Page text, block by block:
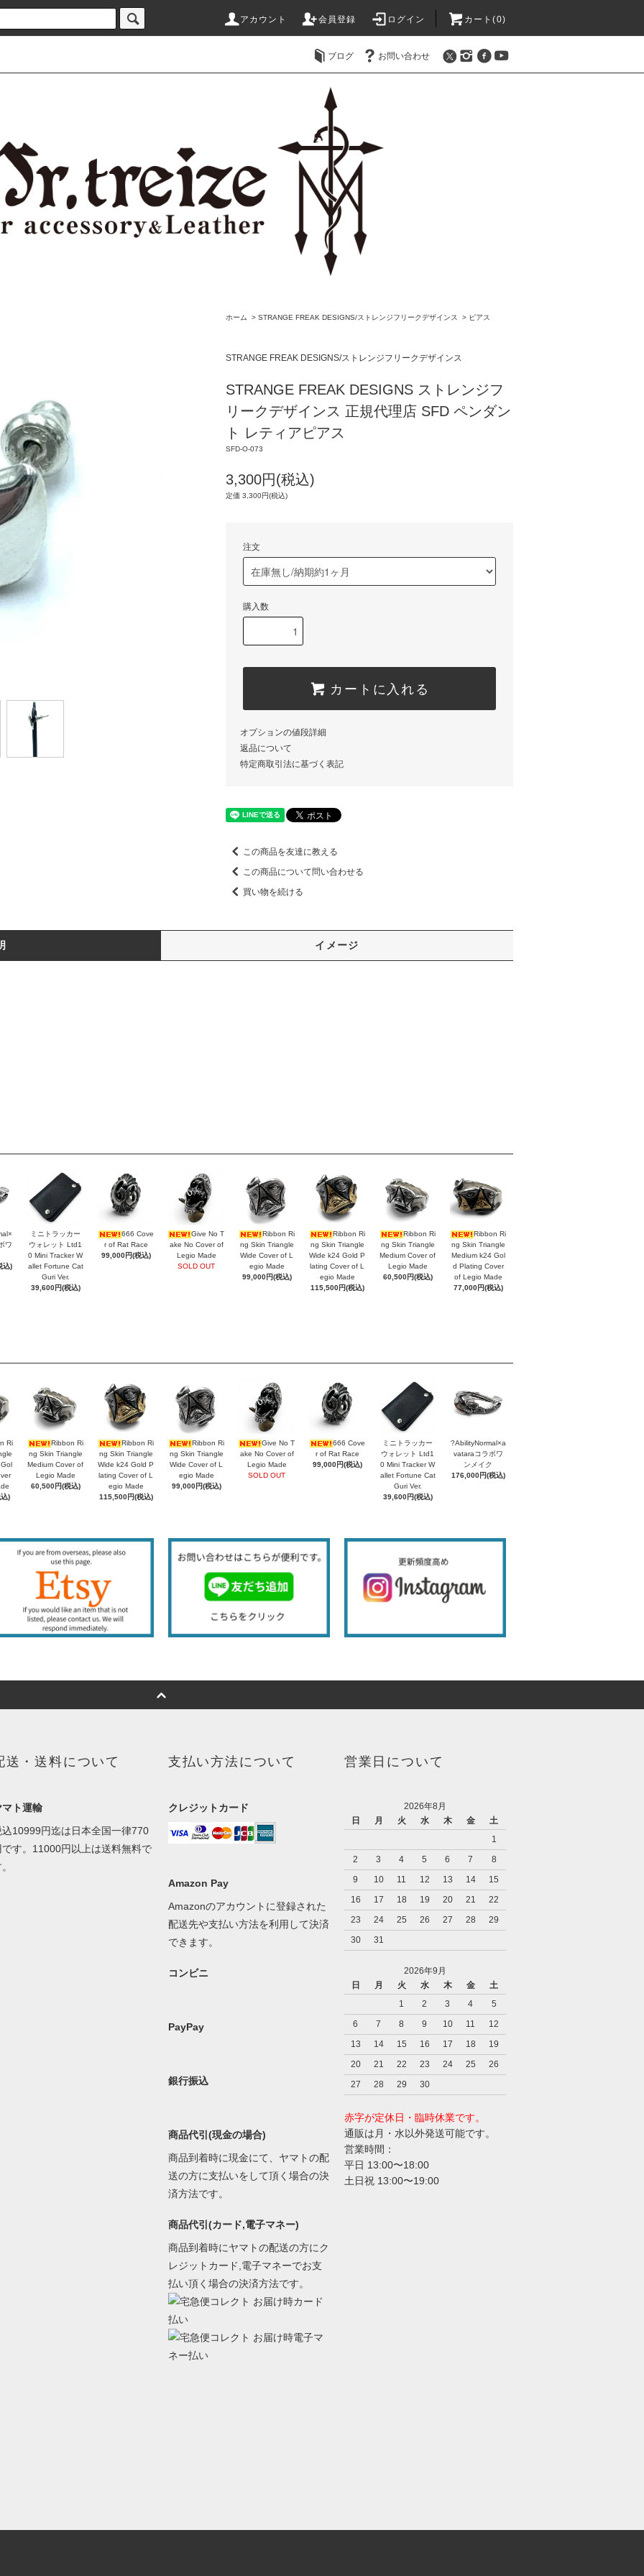
アカウント 会員登録 ログイン カート(0)
ブログ お問い合わせ
ホーム > STRANGE FREAK DESIGNS/ストレンジフリークデザインス > ピアス
STRANGE FREAK DESIGNS/ストレンジフリークデザインス
STRANGE FREAK DESIGNS ストレンジフ
リークデザインス 正規代理店 SFD ペンダン
ト レティアピアス
SFD-O-073
3,300円(税込)
定価 3,300円(税込)
注文
購入数
カートに入れる
オプションの値段詳細
返品について
特定商取引法に基づく表記
この商品を友達に教える
この商品について問い合わせる
買い物を続ける
イメージ
ワ
込)
ミニトラッカー
ウォレット Ltd1
0 Mini Tracker W
allet Fortune Cat
Guri Ver.
39,600円(税込)
666 Cove
r of Rat Race
99,000円(税込)
Give No T
ake No Cover of
Legio Made
SOLD OUT
Ribbon Ri
ng Skin Triangle
Wide Cover of L
egio Made
99,000円(税込)
Ribbon Ri
ng Skin Triangle
Wide k24 Gold P
lating Cover of L
egio Made
115,500円(税込)
Ribbon Ri
ng Skin Triangle
Medium Cover of
Legio Made
60,500円(税込)
Ribbon Ri
ng Skin Triangle
Medium k24 Gol
d Plating Cover
of Legio Made
77,000円(税込)
Ri
)
Ribbon Ri
ng Skin Triangle
Medium Cover of
Legio Made
60,500円(税込)
Ribbon Ri
ng Skin Triangle
Wide k24 Gold P
lating Cover of L
egio Made
115,500円(税込)
Ribbon Ri
ng Skin Triangle
Wide Cover of L
egio Made
99,000円(税込)
Give No T
ake No Cover of
Legio Made
SOLD OUT
666 Cove
r of Rat Race
99,000円(税込)
ミニトラッカー
ウォレット Ltd1
0 Mini Tracker W
allet Fortune Cat
Guri Ver.
39,600円(税込)
?AbilityNormal×a
vataraコラボワ
ンメイク
176,000円(税込)
送・送料について
マト運輸
込10999円迄は日本全国一律770
です。11000円以上は送料無料で
支払い方法について
クレジットカード
Amazon Pay
Amazonのアカウントに登録された
配送先や支払い方法を利用して決済
できます。
コンビニ
PayPay
銀行振込
商品代引(現金の場合)
商品到着時に現金にて、ヤマトの配
送の方に支払いをして頂く場合の決
済方法です。
商品代引(カード,電子マネー)
商品到着時にヤマトの配送の方にク
レジットカード,電子マネーでお支
払い頂く場合の決済方法です。
営業日について
2026年8月
日
月 火 水 木 金
土
1
2
3 4 5 6 7
8
9
10 11 12 13 14
15
16
17 18 19 20 21
22
23
24 25 26 27 28
29
30
31
2026年9月
日
月 火 水 木 金
土
1
2 3 4
5
6
7 8 9 10 11
12
13
14 15 16 17 18
19
20
21 22 23 24 25
26
27
28 29 30
赤字が定休日・臨時休業です。
通販は月・水以外発送可能です。
営業時間：
平日 13:00〜18:00
土日祝 13:00〜19:00